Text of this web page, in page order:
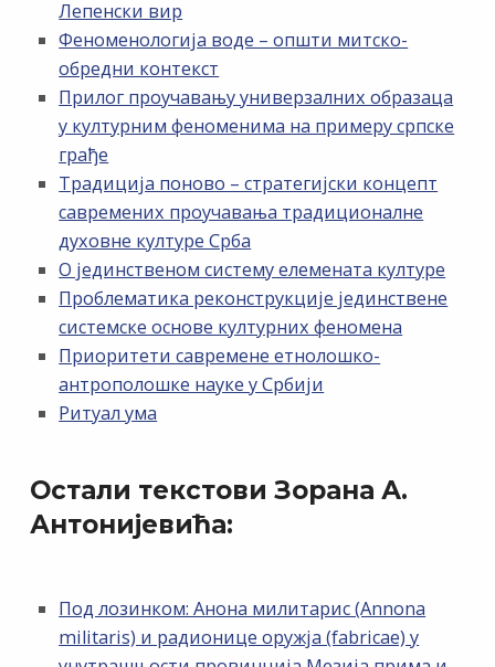
Лепенски вир
Феноменологија воде – општи митско-
обредни контекст
Прилог проучавању универзалних образаца
у културним феноменима на примеру српске
грађе
Традиција поново – стратегијски концепт
савремених проучавања традиционалне
духовне културе Срба
О јединственом систему елемената културе
Проблематика реконструкције јединствене
системске основе културних феномена
Приоритети савремене етнолошко-
антрополошке науке у Србији
Ритуал ума
Остали текстови Зорана А.
Антонијевића:
Под лозинком: Анона милитарис (Annona
militaris) и радионице оружја (fabricae) у